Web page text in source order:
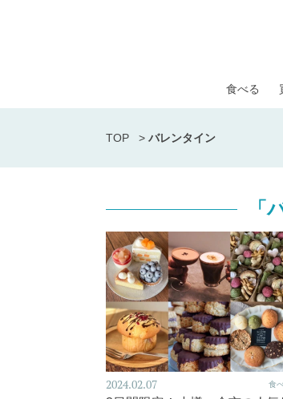
食べる
TOP > バレンタイン
「
2024.02.07 食